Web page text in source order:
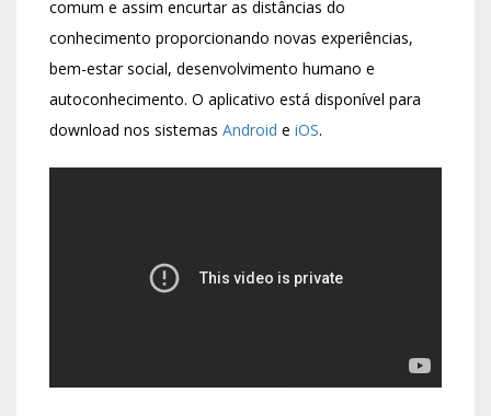
comum e assim encurtar as distâncias do
conhecimento proporcionando novas experiências,
bem-estar social, desenvolvimento humano e
autoconhecimento. O aplicativo está disponível para
download nos sistemas Android e iOS.